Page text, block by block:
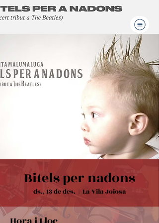
Bitels per nadons
ds., 13 de des.
  |
La Vila Joiosa